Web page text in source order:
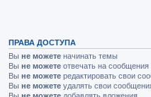
ПРАВА ДОСТУПА
Вы не можете начинать темы
Вы не можете отвечать на сообщения
Вы не можете редактировать свои
Вы не можете удалять свои